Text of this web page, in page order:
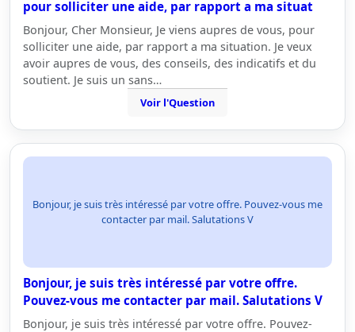
pour solliciter une aide, par rapport a ma situat
Bonjour, Cher Monsieur, Je viens aupres de vous, pour
solliciter une aide, par rapport a ma situation. Je veux
avoir aupres de vous, des conseils, des indicatifs et du
soutient. Je suis un sans…
Voir l'Question
Bonjour, je suis très intéressé par votre offre. Pouvez-vous me
contacter par mail. Salutations V
Bonjour, je suis très intéressé par votre offre.
Pouvez-vous me contacter par mail. Salutations V
Bonjour, je suis très intéressé par votre offre. Pouvez-